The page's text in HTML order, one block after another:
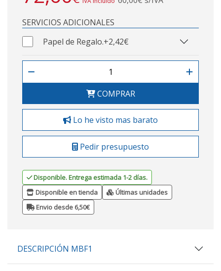
SERVICIOS ADICIONALES
Papel de Regalo.+2,42€
COMPRAR
Lo he visto mas barato
Pedir presupuesto
Disponible. Entrega estimada 1-2 días.
Disponible en tienda
Últimas unidades
Envio desde 6,50€
DESCRIPCIÓN MBF1